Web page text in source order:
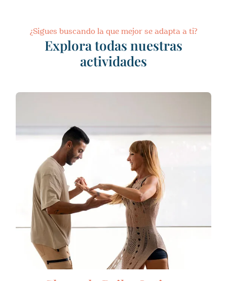
¿Sigues buscando la que mejor se adapta a ti?
Explora todas nuestras
actividades